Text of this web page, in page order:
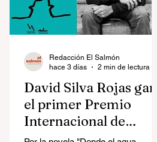
David Silva Rojas ganó
el primer Premio
Internacional de
Novela Breve Almadía
Redacción El Salmón
hace 3 días
2 min de lectura